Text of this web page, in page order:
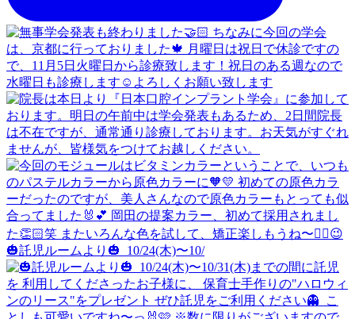
🎃託児ルームより🎃 ⁡ 10/24(木)〜10/